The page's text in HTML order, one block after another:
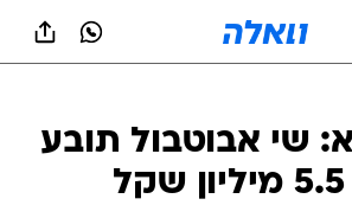
שי אבוטבול תובע